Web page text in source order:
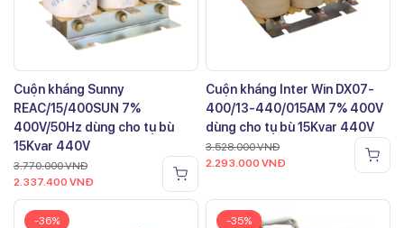
Cuộn kháng Sunny
REAC/15/400SUN 7%
400V/50Hz dùng cho tụ bù
15Kvar 440V
3.770.000VNĐ
2.337.400 VNĐ
Cuộn kháng Inter Win DX07-
400/13-440/015AM 7% 400V
dùng cho tụ bù 15Kvar 440V
3.528.000VNĐ
2.293.000 VNĐ
-36% -35%